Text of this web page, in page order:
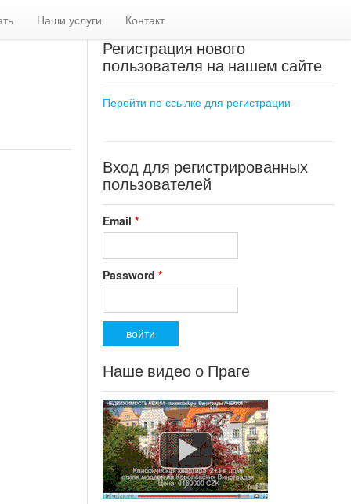
Наши услуги Контакт
Регистрация нового
пользователя на нашем сайте
Перейти по ссылке для регистрации
Вход для регистрированных
пользователей
Email *
Password *
Наше видео о Праге